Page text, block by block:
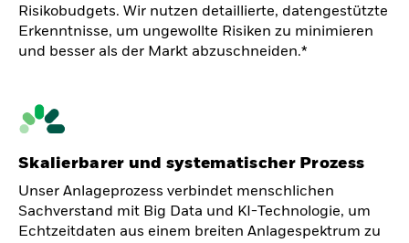
Risikobudgets. Wir nutzen detaillierte, datengestützte
Erkenntnisse, um ungewollte Risiken zu minimieren
und besser als der Markt abzuschneiden.*
Skalierbarer und systematischer Prozess
Unser Anlageprozess verbindet menschlichen
Sachverstand mit Big Data und KI-Technologie, um
Echtzeitdaten aus einem breiten Anlagespektrum zu